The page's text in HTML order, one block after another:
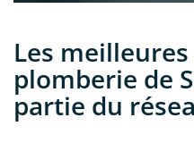
Les
plomberie de
partie du